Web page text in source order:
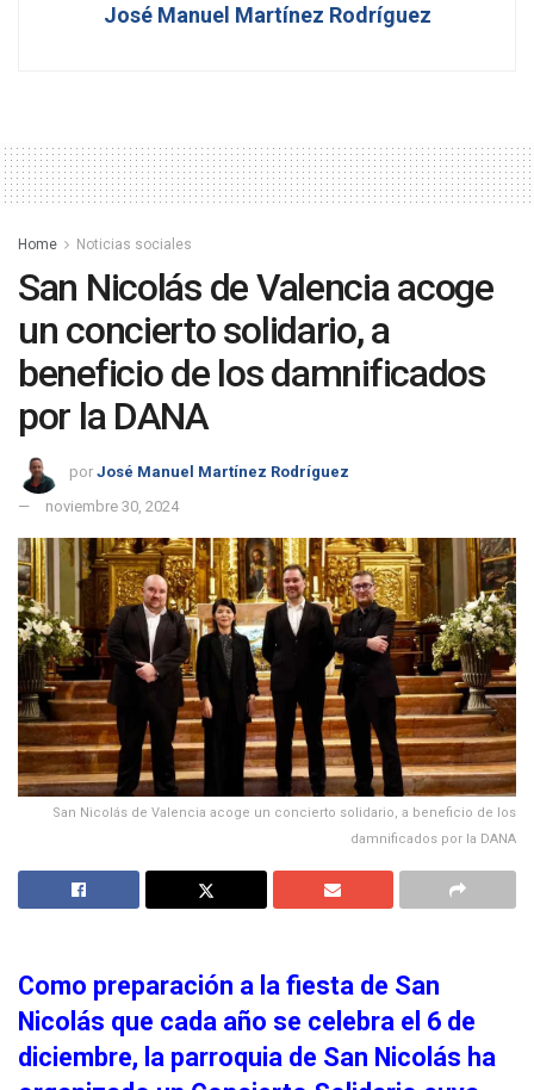
José Manuel Martínez Rodríguez
Home Noticias sociales
San Nicolás de Valencia acoge
un concierto solidario, a
beneficio de los damnificados
por la DANA
por José Manuel Martínez Rodríguez
noviembre 30, 2024
San Nicolás de Valencia acoge un concierto solidario, a beneficio de los
damnificados por la DANA
Como preparación a la fiesta de San
Nicolás que cada año se celebra el 6 de
diciembre, la parroquia de San Nicolás ha